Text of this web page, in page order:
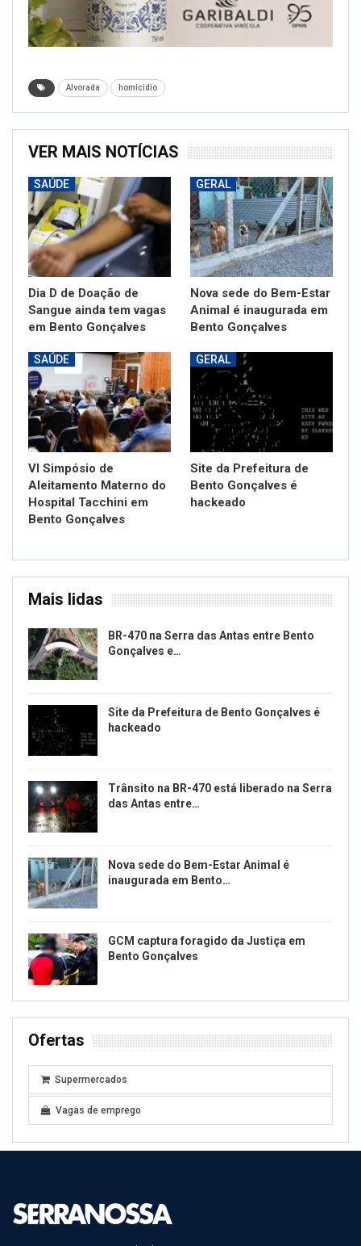
Alvorada homicidio
VER MAIS NOTÍCIAS
SAÚDE
Dia D de Doação de
Sangue ainda tem vagas
em Bento Gonçalves
GERAL
Nova sede do Bem-Estar
Animal é inaugurada em
Bento Gonçalves
SAÚDE
VI Simpósio de
Aleitamento Materno do
Hospital Tacchini em
Bento Gonçalves
GERAL
Site da Prefeitura de
Bento Gonçalves é
hackeado
Mais lidas
BR-470 na Serra das Antas entre Bento
Gonçalves e…
Site da Prefeitura de Bento Gonçalves é
hackeado
Trânsito na BR-470 está liberado na Serra
das Antas entre…
Nova sede do Bem-Estar Animal é
inaugurada em Bento…
GCM captura foragido da Justiça em
Bento Gonçalves
Ofertas
Supermercados
Vagas de emprego